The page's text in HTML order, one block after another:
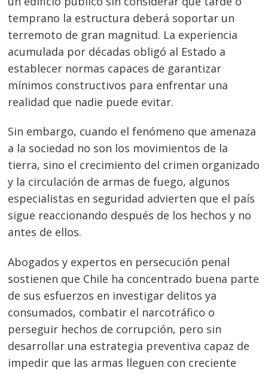
temprano la estructura deberá soportar un
terremoto de gran magnitud. La experiencia
acumulada por décadas obligó al Estado a
establecer normas capaces de garantizar
mínimos constructivos para enfrentar una
realidad que nadie puede evitar.
Sin embargo, cuando el fenómeno que amenaza
a la sociedad no son los movimientos de la
tierra, sino el crecimiento del crimen organizado
y la circulación de armas de fuego, algunos
especialistas en seguridad advierten que el país
sigue reaccionando después de los hechos y no
antes de ellos.
Abogados y expertos en persecución penal
sostienen que Chile ha concentrado buena parte
de sus esfuerzos en investigar delitos ya
consumados, combatir el narcotráfico o
perseguir hechos de corrupción, pero sin
desarrollar una estrategia preventiva capaz de
impedir que las armas lleguen con creciente